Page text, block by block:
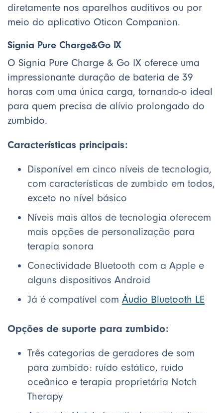
diretamente nos aparelhos auditivos ou por
meio do aplicativo Oticon Companion.
Signia Pure Charge&Go IX
O Signia Pure Charge & Go IX oferece uma
impressionante duração de bateria de 39
horas com uma única carga, tornando-o ideal
para quem precisa de alívio prolongado do
zumbido.
Características principais:
Disponível em cinco níveis de tecnologia,
com características de zumbido em todos,
exceto no nível básico
Níveis mais altos de tecnologia oferecem
mais opções de personalização para
terapia sonora
Conectividade Bluetooth com a Apple e
alguns dispositivos Android
Já é compatível com Áudio Bluetooth LE
Opções de suporte para zumbido:
Três categorias de geradores de som
para zumbido: ruído estático, ruído
oceânico e terapia proprietária Notch
Therapy